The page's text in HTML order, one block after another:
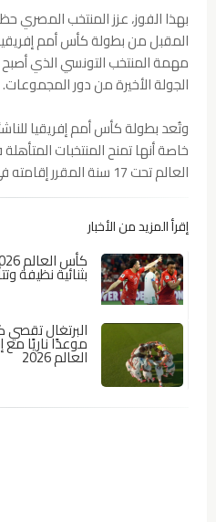
بهذا الفوز، عزز المنتخب المصري
مهمة المنتخب التونسي الذي أصبح
الجولة الأخيرة من دور المجموعات.
وتُعد بطولة كأس أمم إفريقيا
خاصة أنها تمنح المنتخبات
العالم تحت 17 سنة المقرر إقامته في قطر.
إقرأ المزيد من الأخبار
بثنائية نظيفة
البرتغال
موعدًا ناريًا
العالم 2026